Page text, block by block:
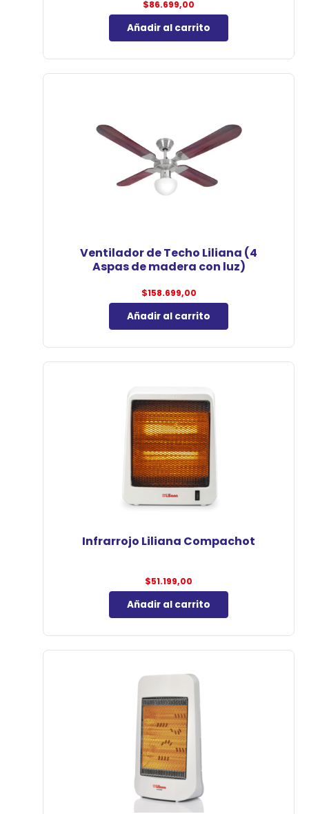
$86.699,00
Añadir al carrito
Ventilador de Techo Liliana (4
Aspas de madera con luz)
$158.699,00
Añadir al carrito
Infrarrojo Liliana Compachot
$51.199,00
Añadir al carrito